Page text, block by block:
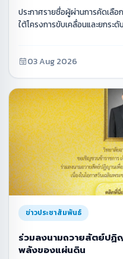
ประกาศรายชื่อผู้ผ่านการคัดเลื
ใต้โครงการขับเคลื่อนและยกระ
03 Aug 2026
ข่าวประชาสัมพันธ์
ร่วมลงนามถวายสัตย์ปฏิ
พลังของแผ่นดิน